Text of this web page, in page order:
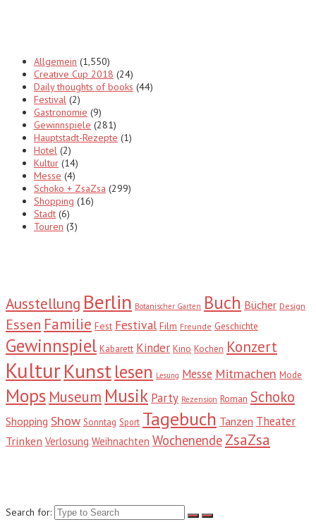
Allgemein (1,550)
Creative Cup 2018 (24)
Daily thoughts of books (44)
Festival (2)
Gastronomie (9)
Gewinnspiele (281)
Hauptstadt-Rezepte (1)
Hotel (2)
Kultur (14)
Messe (4)
Schoko + ZsaZsa (299)
Shopping (16)
Stadt (6)
Touren (3)
Ausstellung Berlin Botanischer Garten Buch Bücher Design
Essen Familie Fest Festival Film Freunde Geschichte
Gewinnspiel Kabarett Kinder Kino Kochen Konzert
KulturKunstlesen Lesung Messe Mitmachen Mode
Mops Museum Musik Party Rezension Roman Schoko
Shopping Show Sonntag Sport Tagebuch Tanzen Theater
Trinken Verlosung Weihnachten Wochenende ZsaZsa
Search for: